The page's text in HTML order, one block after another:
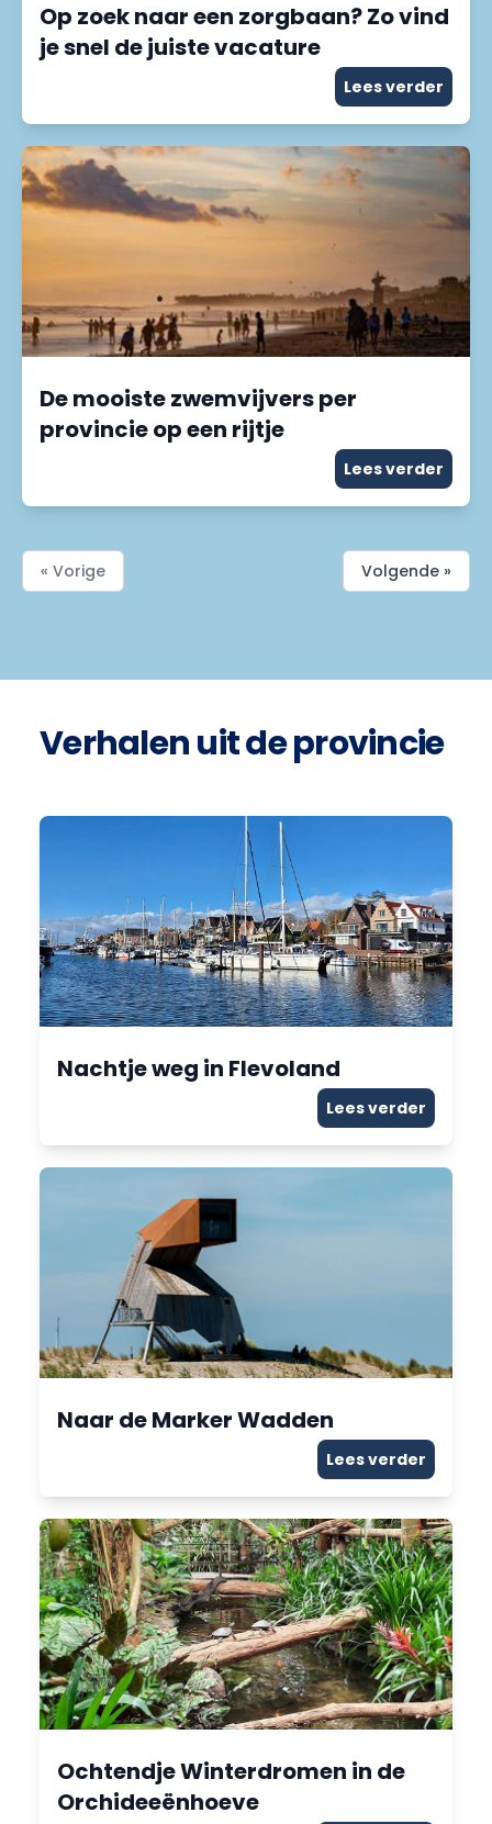
Op zoek naar een zorgbaan? Zo vind
je snel de juiste vacature
Lees verder
De mooiste zwemvijvers per
provincie op een rijtje
Lees verder
« Vorige Volgende »
Verhalen uit de provincie
Nachtje weg in Flevoland
Lees verder
Naar de Marker Wadden
Lees verder
Ochtendje Winterdromen in de
Orchideeënhoeve